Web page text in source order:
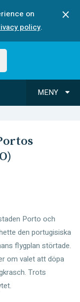
on
policy.
MENY
)
Porto och
den portugisiska
flygplan störtade.
om valet att döpa
Trots